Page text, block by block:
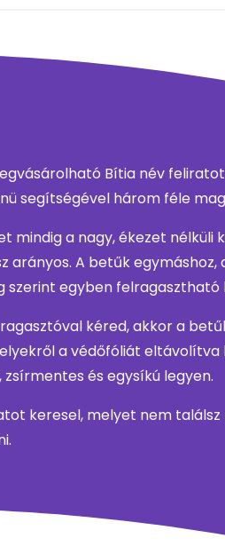
Bítia név
segítségével három féle
mindig a nagy, ékezet
arányos. A betűk
szerint egyben
kéred, akkor a
a védőfóliát
és egysíkú legyen.
keresel, melyet nem